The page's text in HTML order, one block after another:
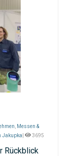
Messen &
Jakupka 3695
Rückblick